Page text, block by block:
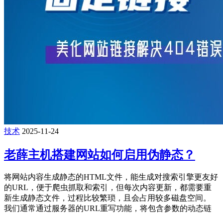
技术 2025-11-24
老薛主机搭建网站如何启用伪静态？
将网站内容生成静态的HTML文件，能生成对搜索引擎更友好
的URL，便于爬虫抓取和索引，但每次内容更新，都需要重
新生成静态文件，过程比较繁琐，且会占用较多磁盘空间。
我们通常通过服务器的URL重写功能，将包含参数的动态链